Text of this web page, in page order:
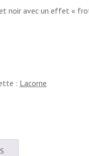
noir avec un effet «
: Lacorne